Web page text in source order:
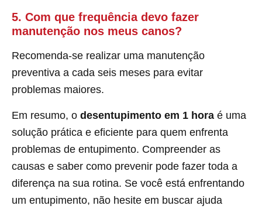
5. Com que frequência devo fazer
manutenção nos meus canos?
Recomenda-se realizar uma manutenção
preventiva a cada seis meses para evitar
problemas maiores.
Em resumo, o desentupimento em 1 hora é uma
solução prática e eficiente para quem enfrenta
problemas de entupimento. Compreender as
causas e saber como prevenir pode fazer toda a
diferença na sua rotina. Se você está enfrentando
um entupimento, não hesite em buscar ajuda